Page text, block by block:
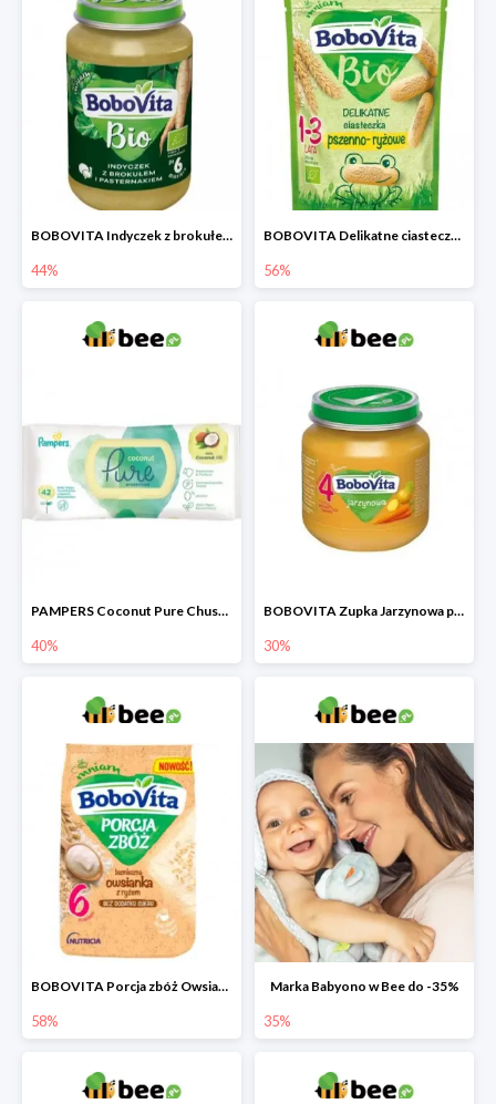
BOBOVITA Indyczek z brokułem i pasternakiem
44%
BOBOVITA Delikatne ciasteczka pszenno-ryżowe
56%
PAMPERS Coconut Pure Chusteczki nawilżające dla dzieci
40%
BOBOVITA Zupka Jarzynowa po 4 miesiącu
30%
BOBOVITA Porcja zbóż Owsianka bezmleczna z ryżem
58%
Marka Babyono w Bee do -35%
35%